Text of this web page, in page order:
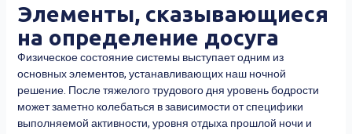
Элементы, сказывающиеся
на определение досуга
Физическое состояние системы выступает одним из
основных элементов, устанавливающих наш ночной
решение. После тяжелого трудового дня уровень бодрости
может заметно колебаться в зависимости от специфики
выполняемой активности, уровня отдыха прошлой ночи и